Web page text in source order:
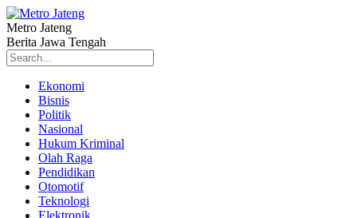
Metro Jateng
Berita Jawa Tengah
Ekonomi
Bisnis
Politik
Nasional
Hukum Kriminal
Olah Raga
Pendidikan
Otomotif
Teknologi
Elektronik